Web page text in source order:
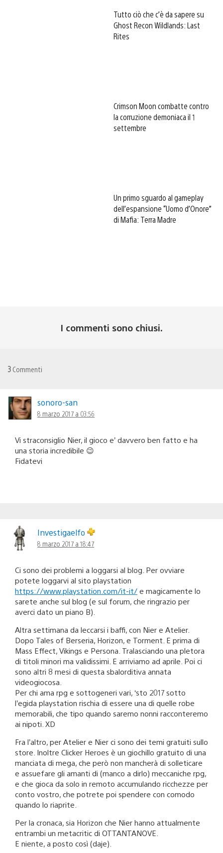
Tutto ciò che c’è da sapere su
Ghost Recon Wildlands: Last
Rites
Crimson Moon combatte contro
la corruzione demoniaca il 1
settembre
Un primo sguardo al gameplay
dell’espansione “Uomo d’Onore”
di Mafia: Terra Madre
I commenti sono chiusi.
3 Commenti
sonoro-san
8 marzo 2017 a 03:56
Vi straconsiglio Nier, il gioco e’ davvero ben fatto e ha
una storia incredibile 😉
Fidatevi
Investigaelfo
8 marzo 2017 a 18:47
Ci sono dei problemi a loggarsi al blog. Per ovviare
potete loggarvi al sito playstation
https://www.playstation.com/it-it/ e magicamente lo
sarete anche sul blog (e sul forum, che ringrazio per
averci dato un piano B).
Altra settimana da leccarsi i baffi, con Nier e Atelier.
Dopo Tales of Berseria, Horizon, e Torment. E prima di
Mass Effect, Vikings e Persona. Tralasciando una pletora
di titoli minori ma validissimi. E arriviamo ad aprile. Poi ci
sono altri 8 mesi di questa sbalorditiva annata
videogiocosa.
Per chi ama rpg e sottogeneri vari, ‘sto 2017 sotto
l’egida playstation rischia di essere una di quelle robe
memorabili, che tipo quando saremo nonni racconteremo
ai nipoti. XD
Fra l’altro, per Atelier e Nier ci sono dei temi gratuiti sullo
store. Inoltre Clicker Heroes è un giochillo gratuito di una
manciata di mega, che però non mancherà di solleticare
e assuefare gli amanti di (manco a dirlo) meccaniche rpg,
e che gioca da solo in remoto accumulando ricchezze per
conto vostro, che potrete poi spendere con comodo
quando lo riaprite.
Per la cronaca, sia Horizon che Nier hanno attualmente
entrambi un metacritic di OTTANTANOVE.
E niente, a posto così (daje).